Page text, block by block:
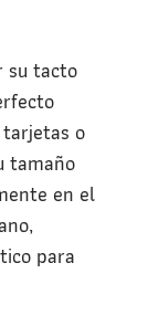
su tacto
o
tamaño
en el
para